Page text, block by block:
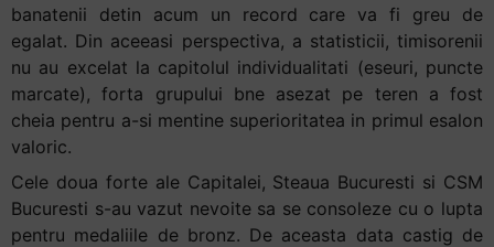
banatenii detin acum un record care va fi greu de
egalat. Din aceeasi perspectiva, a statisticii, timisorenii
nu au excelat la capitolul individualitati (eseuri, puncte
marcate), forta grupului bne asezat pe teren a fost
cheia pentru a-si mentine superioritatea in primul esalon
valoric.
Cele doua forte ale Capitalei, Steaua Bucuresti si CSM
Bucuresti s-au vazut nevoite sa se consoleze cu o lupta
pentru medaliile de bronz. De aceasta data castig de